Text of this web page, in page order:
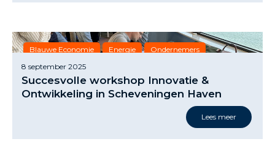
Blauwe Economie Energie
Ondernemers
Overheid
8 september 2025
Succesvolle workshop Innovatie &
Ontwikkeling in Scheveningen Haven
Lees meer